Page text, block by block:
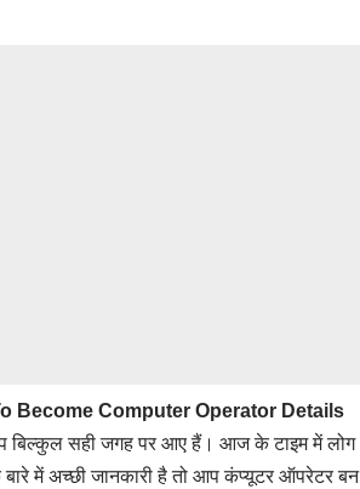
Become Computer Operator Details
बिल्कुल सही जगह पर आए हैं। आज के टाइम में लोग
में अच्छी जानकारी है तो आप कंप्यूटर ऑपरेटर बन